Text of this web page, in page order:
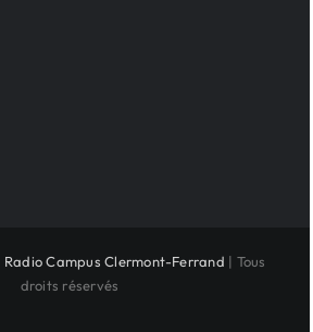
Radio Campus Clermont-Ferrand | Tous
droits réservés